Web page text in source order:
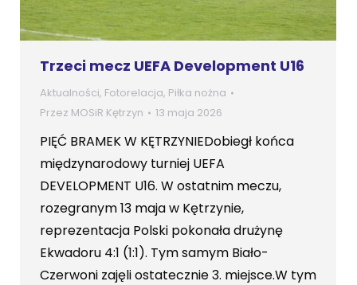
Trzeci mecz UEFA Development U16
Aktualności, Fotorelacja, Piłka nożna
Przez MOSiR Kętrzyn 13 maja 2026
PIĘĆ BRAMEK W KĘTRZYNIEDobiegł końca
międzynarodowy turniej UEFA
DEVELOPMENT U16. W ostatnim meczu,
rozegranym 13 maja w Kętrzynie,
reprezentacja Polski pokonała drużynę
Ekwadoru 4:1 (1:1). Tym samym Biało-
Czerwoni zajęli ostatecznie 3. miejsce.W tym